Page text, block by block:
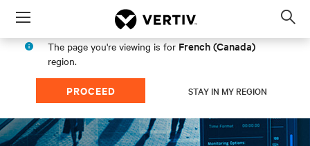
Menu
The page you're viewing is for French (Canada)
region.
PROCEED STAY IN MY REGION